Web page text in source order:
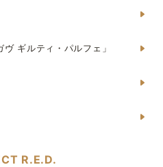
ギルティ・パルフェ」
R.E.D.